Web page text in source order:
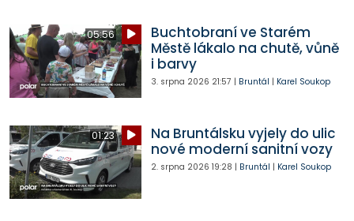
05:56
Buchtobraní ve Starém
Městě lákalo na chutě, vůně
i barvy
3. srpna 2026 21:57 | Bruntál | Karel Soukop
01:23
Na Bruntálsku vyjely do ulic
nové moderní sanitní vozy
2. srpna 2026 19:28 | Bruntál | Karel Soukop